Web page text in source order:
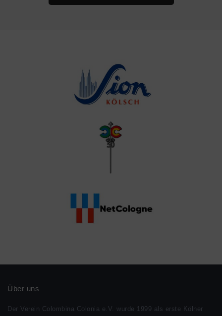
Über uns
Der Verein Colombina Colonia e.V. wurde 1999 als erste Kölner